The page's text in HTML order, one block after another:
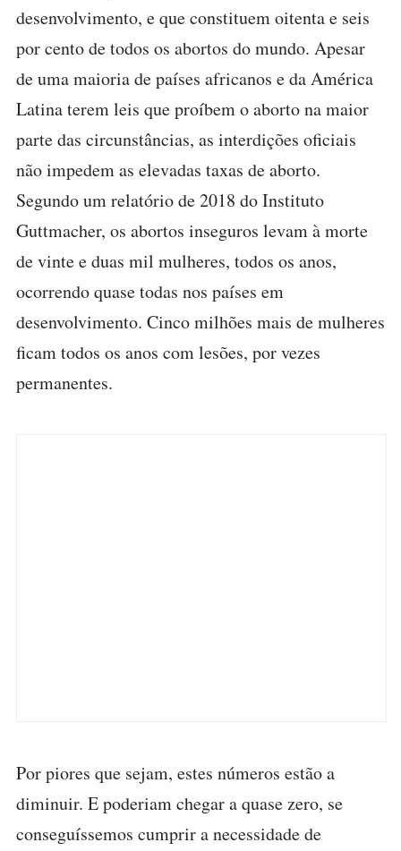
desenvolvimento, e que constituem oitenta e seis
por cento de todos os abortos do mundo. Apesar
de uma maioria de países africanos e da América
Latina terem leis que proíbem o aborto na maior
parte das circunstâncias, as interdições oficiais
não impedem as elevadas taxas de aborto.
Segundo um relatório de 2018 do Instituto
Guttmacher, os abortos inseguros levam à morte
de vinte e duas mil mulheres, todos os anos,
ocorrendo quase todas nos países em
desenvolvimento. Cinco milhões mais de mulheres
ficam todos os anos com lesões, por vezes
permanentes.
Por piores que sejam, estes números estão a
diminuir. E poderiam chegar a quase zero, se
conseguíssemos cumprir a necessidade de